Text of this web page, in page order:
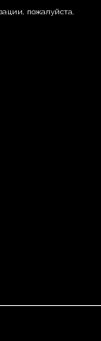
пожалуйста,